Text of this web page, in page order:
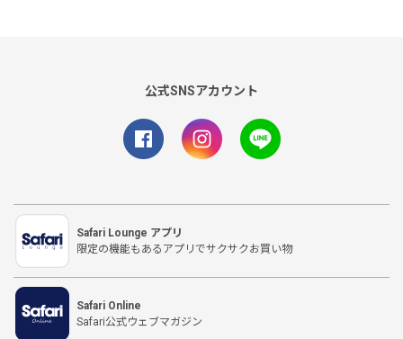
公式SNSアカウント
Safari Lounge アプリ
限定の機能もあるアプリでサクサクお買い物
Safari Online
Safari公式ウェブマガジン